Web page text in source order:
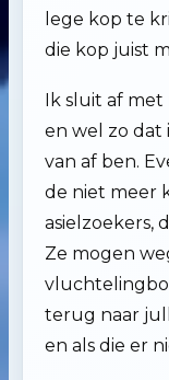
lege kop te
die kop juist
Ik sluit af
en wel zo dat
van af ben.
de niet meer
asielzoekers,
Ze mogen
terug naar
en als die er